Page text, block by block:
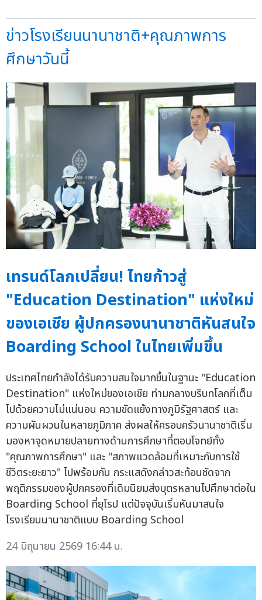
ข่าวโรงเรียนนานาชาติ+คุณภาพการ
ศึกษาวันนี้
เทรนด์โลกเปลี่ยน! ไทยก้าวสู่
"Education Destination" แห่งใหม่
ของเอเชีย ผู้ปกครองนานาชาติหันสนใจ
Boarding School ในไทยเพิ่มขึ้น
ประเทศไทยกำลังได้รับความสนใจมากขึ้นในฐานะ "Education
Destination" แห่งใหม่ของเอเชีย ท่ามกลางบริบทโลกที่เต็ม
ไปด้วยความไม่แน่นอน ความขัดแย้งทางภูมิรัฐศาสตร์ และ
ความผันผวนในหลายภูมิภาค ส่งผลให้ครอบครัวนานาชาติเริ่ม
มองหาจุดหมายปลายทางด้านการศึกษาที่ตอบโจทย์ทั้ง
"คุณภาพการศึกษา" และ "สภาพแวดล้อมที่เหมาะกับการใช้
ชีวิตระยะยาว" ไปพร้อมกัน กระแสดังกล่าวสะท้อนชัดจาก
พฤติกรรมของผู้ปกครองที่เดิมนิยมส่งบุตรหลานไปศึกษาต่อใน
Boarding School ที่ยุโรป แต่ปัจจุบันเริ่มหันมาสนใจ
โรงเรียนนานาชาติแบบ Boarding School
24 มิถุนายน 2569 16:44 น.